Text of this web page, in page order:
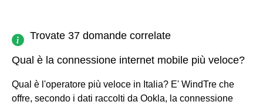
Trovate 37 domande correlate
Qual è la connessione internet mobile più veloce?
Qual è l'operatore più veloce in Italia? E' WindTre che
offre, secondo i dati raccolti da Ookla, la connessione